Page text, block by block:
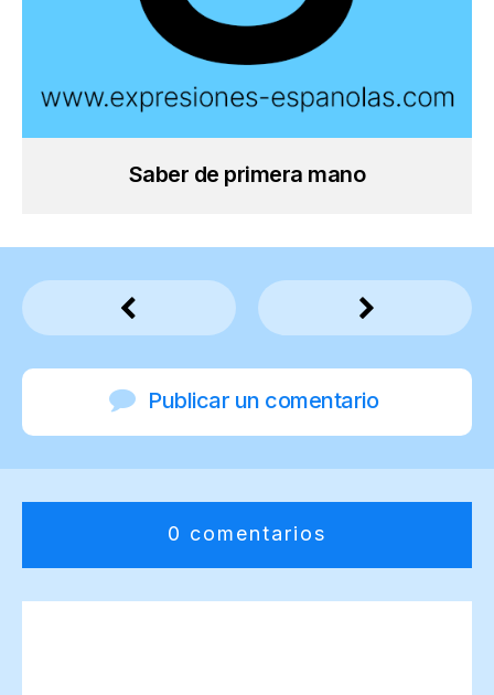
Saber de primera mano
Publicar un comentario
0 comentarios